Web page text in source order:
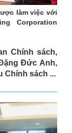
làm việc với
Corporation
Chính sách,
Đức Anh,
Chính sách ...